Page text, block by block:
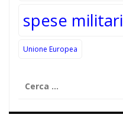
spese militari
Unione Europea
per: